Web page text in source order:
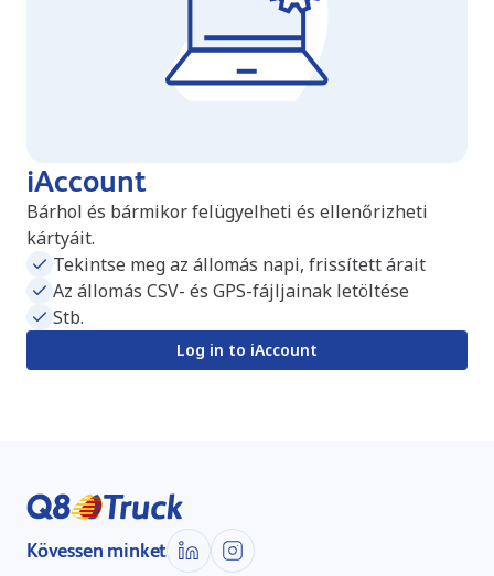
iAccount
Bárhol és bármikor felügyelheti és ellenőrizheti
kártyáit.
Tekintse meg az állomás napi, frissített árait
Az állomás CSV- és GPS-fájljainak letöltése
Stb.
Log in to iAccount
Kövessen minket